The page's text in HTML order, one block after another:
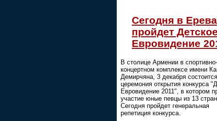
Сегодня в
пройдет
Евровидение
В столице Армении в спортивно-
концертном комплексе имени
Демирчяна, 3 декабря состоится
церемония открытия конкурса
Евровидение 2011", в котором
участие юные певцы из 13
Сегодня пройдет генеральная
репетиция конкурса.